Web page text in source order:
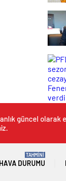
güncel olarak
HAVA DURUMU
TAHMİNİ